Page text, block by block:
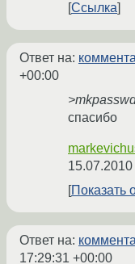
Ссылка
Ответ на:
+00:00
спасибо
Показать
Ответ на:
17:29:31 +00:00